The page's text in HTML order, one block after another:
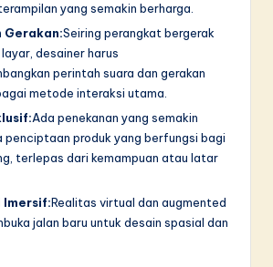
yang semakin berharga.
Gerakan:Seiring perangkat bergerak
desainer harus
perintah suara dan gerakan
metode interaksi utama.
Ada penekanan yang semakin
penciptaan produk yang berfungsi bagi
terlepas dari kemampuan atau latar
Imersif:Realitas virtual dan augmented
jalan baru untuk desain spasial dan